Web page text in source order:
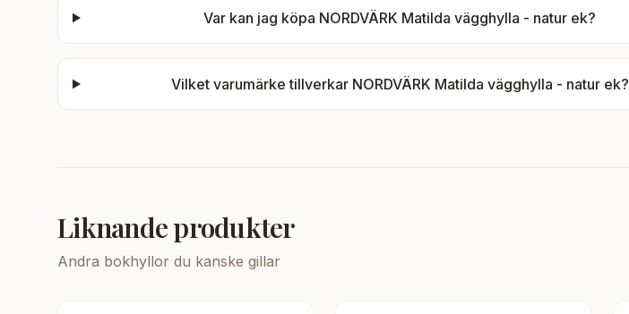
Var kan jag köpa NORDVÄRK Matilda vägghylla - natur ek?
Vilket varumärke tillverkar NORDVÄRK Matilda vägghylla - natur ek?
Liknande produkter
Andra bokhyllor du kanske gillar